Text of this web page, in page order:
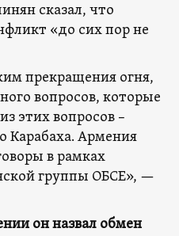
сказал, что
«до сих пор не
прекращения огня,
вопросов, которые
этих вопросов –
Карабаха. Армения
в рамках
группы ОБСЕ», —
он назвал обмен